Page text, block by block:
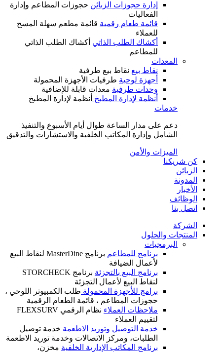
إدارة حجوزات الزبائن حجوزات المطاعم وإدارة
الفعاليات
قائمة طعام رقمية قائمة مطعم سهلة المسح
للعملاء
أكشاك الطلب الذاتي أكشاك الطلب الذاتي
للمطاعم
المعدات
نقاط بيع نقاط بيع طرفية
أجهزة لوحية طرفيات الأجهزة المحمولة
وحدات طرفية معدات قابلة للإضافية
أنظمة لإدارة المطبخ أنظمة لإدارة المطبخ
خدمات
دعم على مدار الساعة طوال أيام الأسبوع والتنفيذ
الشامل وإدارة المكاتب الخلفية والاستشارات والتدقيق
الميزات والأمن
كن شريكنا
الزبائن
المدونة
الأخبار
الوظائف
اتصل بنا
الشركة
المنتجات والحلول
البرمجيات
برنامج للمطاعم
برنامج MasterDine لنقاط البيع
لأعمال الضيافة
برنامج البيع بالتجزئة
برنامج STORCHECK
لنقاط البيع لأعمال التجزئة
برامج للأجهزة المحمولة طلب الكمبيوتر اللوحي ،
حجوزات المطاعم ، قائمة الطعام الرقمية
ملاحظات العملاء
نظام الرقمي FLEXSURV
لتقييم العملاء
خدمة التوصيل وتوريد الاطعمة خدمة توصيل
الطلبات، ومركز الاتصالات وخدمة توريد الاطعمة
برنامج المكاتب الإدارية الخلفية مخزن،